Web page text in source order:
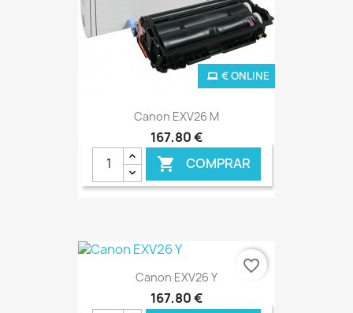
Canon EXV26 M
167,80 €
 COMPRAR
€ ONLINE
Canon EXV26 Y
167,80 €
favorite_border